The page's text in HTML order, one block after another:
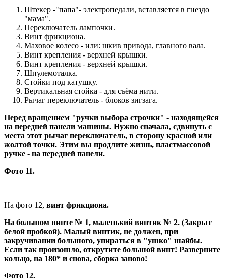
Штекер -"папа"- электропедали, вставляется в гнездо
"мама".
Переключатель лампочки.
Винт фрикциона.
Маховое колесо - или: шкив привода, главного вала.
Винт крепления - верхней крышки.
Винт крепления - верхней крышки.
Шпулемоталка.
Стойки под катушку.
Вертикальная стойка - для съёма нити.
Рычаг переключатель - блоков зигзага.
Перед вращением "ручки выбора строчки" - находящейся
на передней панели машины. Нужно сначала, сдвинуть с
места этот рычаг переключатель, в сторону красной или
жолтой точки. Этим вы продлите жизнь, пластмассовой
ручке - на передней панели.
Фото 11.
На фото 12, винт фрикциона.
На большом винте № 1, маленький винтик № 2. (Закрыт
белой пробкой). Малый винтик, не должен, при
закручивании большого, упираться в "ушко" шайбы.
Если так произошло, открутите большой винт! Разверните
кольцо, на 180* и снова, сборка заново!
Фото 12.